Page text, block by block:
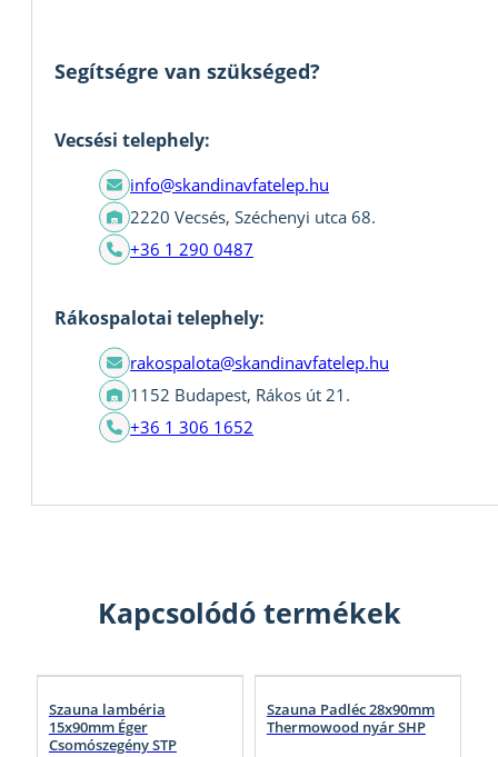
Segítségre van szükséged?
Vecsési telephely:
info@skandinavfatelep.hu
2220 Vecsés, Széchenyi utca 68.
+36 1 290 0487
Rákospalotai telephely:
rakospalota@skandinavfatelep.hu
1152 Budapest, Rákos út 21.
+36 1 306 1652
Kapcsolódó termékek
Szauna lambéria
15x90mm Éger
Csomószegény STP
Szauna Padléc 28x90mm
Thermowood nyár SHP